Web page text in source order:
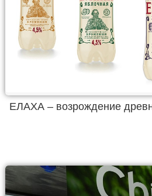
ЕЛАХА – возрождение